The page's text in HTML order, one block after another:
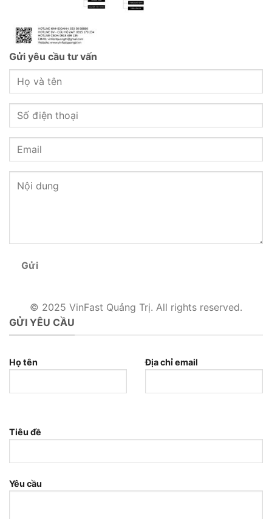
Gửi yêu cầu tư vấn
Gửi
© 2025 VinFast Quảng Trị. All rights reserved.
GỬI YÊU CẦU
Họ tên Địa chỉ email
Tiêu đề
Yêu cầu